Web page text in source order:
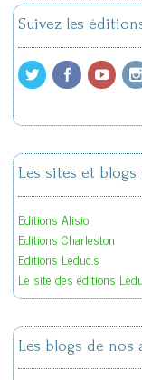
Suivez les
Les sites et
Editions Alisio
Editions Charleston
Editions Leduc.s
Le site des éditions
Les blogs de nos